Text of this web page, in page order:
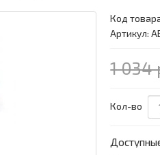
Код
Артикул:
1 034
Кол-во